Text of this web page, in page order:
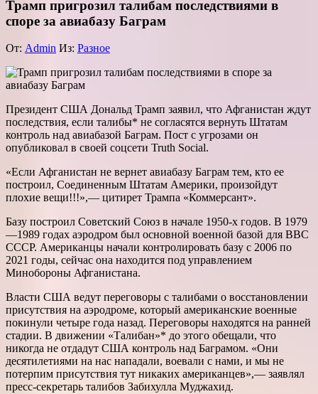
Трамп пригрозил талибам последствиями в
споре за авиабазу Баграм
От: Admin Из: Разное
Президент США Дональд Трамп заявил, что Афганистан ждут
последствия, если талибы* не согласятся вернуть Штатам
контроль над авиабазой Баграм. Пост с угрозами он
опубликовал в своей соцсети Truth Social.
«Если Афганистан не вернет авиабазу Баграм тем, кто ее
построил, Соединенным Штатам Америки, произойдут
плохие вещи!!!»,— цитирет Трампа «Коммерсант».
Базу построил Советский Союз в начале 1950-х годов. В 1979
—1989 годах аэродром был основной военной базой для ВВС
СССР. Американцы начали контролировать базу с 2006 по
2021 годы, сейчас она находится под управлением
Минобороны Афганистана.
Власти США ведут переговоры с талибами о восстановлении
присутствия на аэродроме, который американские военные
покинули четыре года назад. Переговоры находятся на ранней
стадии. В движении «Талибан»* до этого обещали, что
никогда не отдадут США контроль над Баграмом. «Они
десятилетиями на нас нападали, воевали с нами, и мы не
потерпим присутствия тут никаких американцев»,— заявлял
пресс-секретарь талибов Забихулла Муджахид.